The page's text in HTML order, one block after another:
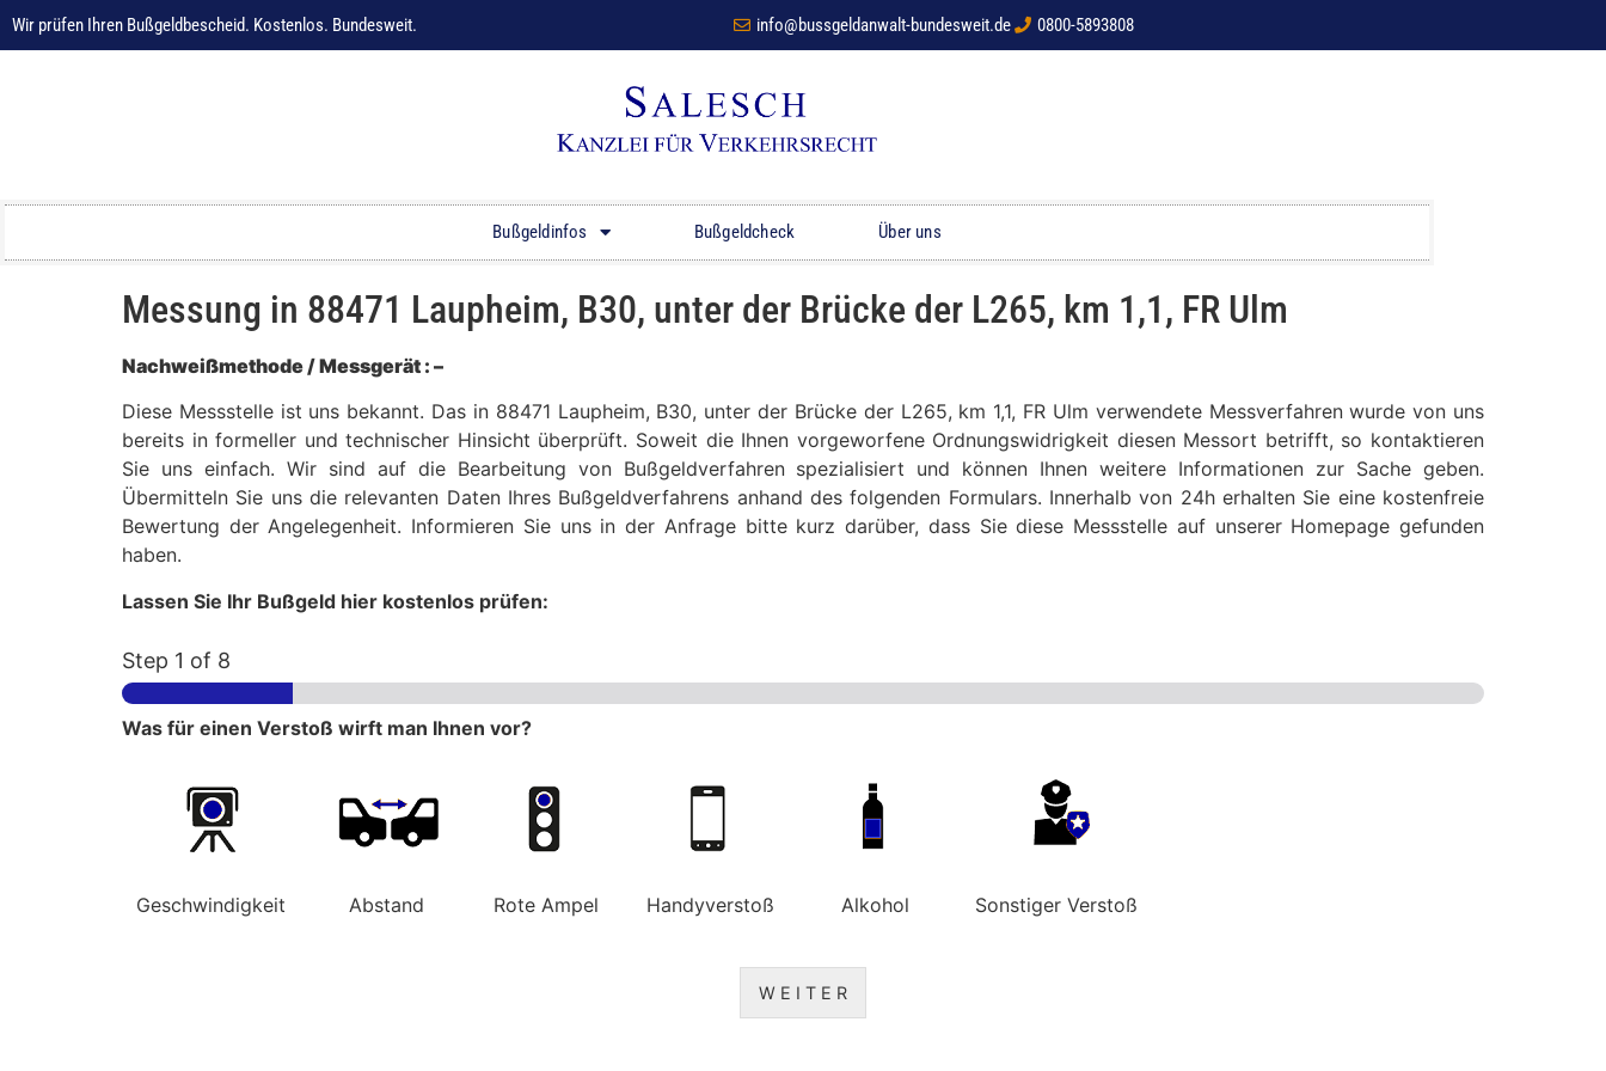
Wir prüfen Ihren Bußgeldbescheid. Kostenlos. Bundesweit. info@bussgeldanwalt-bundesweit.de 0800-5893808
Bußgeldinfos Bußgeldcheck Über uns
Messung in 88471 Laupheim, B30, unter der Brücke der L265, km 1,1, FR Ulm
Nachweißmethode / Messgerät : –
Diese Messstelle ist uns bekannt. Das in 88471 Laupheim, B30, unter der Brücke der L265, km 1,1, FR Ulm verwendete Messverfahren wurde von uns
bereits in formeller und technischer Hinsicht überprüft. Soweit die Ihnen vorgeworfene Ordnungswidrigkeit diesen Messort betrifft, so kontaktieren
Sie uns einfach. Wir sind auf die Bearbeitung von Bußgeldverfahren spezialisiert und können Ihnen weitere Informationen zur Sache geben.
Übermitteln Sie uns die relevanten Daten Ihres Bußgeldverfahrens anhand des folgenden Formulars. Innerhalb von 24h erhalten Sie eine kostenfreie
Bewertung der Angelegenheit. Informieren Sie uns in der Anfrage bitte kurz darüber, dass Sie diese Messstelle auf unserer Homepage gefunden
haben.
Lassen Sie Ihr Bußgeld hier kostenlos prüfen:
Step 1 of 8
Was für einen Verstoß wirft man Ihnen vor?
Geschwindigkeit Abstand Rote Ampel Handyverstoß Alkohol Sonstiger Verstoß
W E I T E R